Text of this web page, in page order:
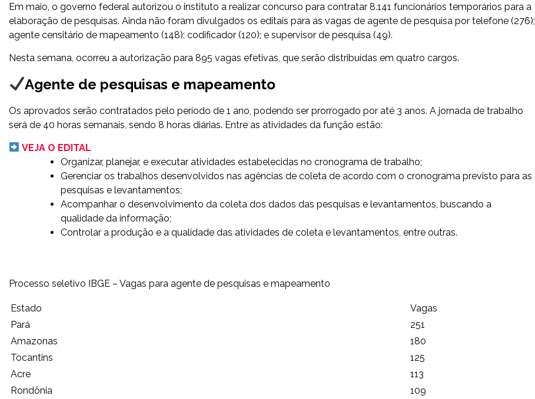
Em maio, o governo federal autorizou o instituto a realizar concurso para contratar 8.141 funcionários temporários para a
elaboração de pesquisas. Ainda não foram divulgados os editais para as vagas de agente de pesquisa por telefone (276);
agente censitário de mapeamento (148); codificador (120); e supervisor de pesquisa (49).
Nesta semana, ocorreu a autorização para 895 vagas efetivas, que serão distribuídas em quatro cargos.
Agente de pesquisas e mapeamento
Os aprovados serão contratados pelo período de 1 ano, podendo ser prorrogado por até 3 anos. A jornada de trabalho
será de 40 horas semanais, sendo 8 horas diárias. Entre as atividades da função estão:
VEJA O EDITAL
Organizar, planejar, e executar atividades estabelecidas no cronograma de trabalho;
Gerenciar os trabalhos desenvolvidos nas agências de coleta de acordo com o cronograma previsto para as
pesquisas e levantamentos;
Acompanhar o desenvolvimento da coleta dos dados das pesquisas e levantamentos, buscando a
qualidade da informação;
Controlar a produção e a qualidade das atividades de coleta e levantamentos, entre outras.
Processo seletivo IBGE – Vagas para agente de pesquisas e mapeamento
Estado
Vagas
Pará
251
Amazonas
180
Tocantins
125
Acre
113
Rondônia
109